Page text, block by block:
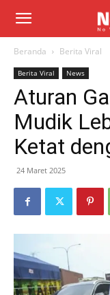
Beranda Berita Viral
Berita Viral News
Aturan
Mudik
Ketat
24 Maret 2025